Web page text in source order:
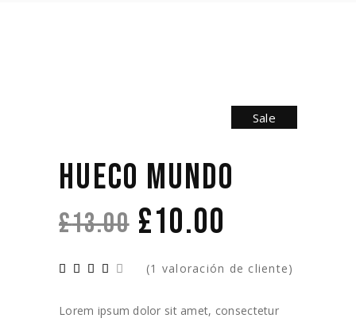
Sale
HUECO MUNDO
£13.00 £10.00
(1 valoración de cliente)
Lorem ipsum dolor sit amet, consectetur